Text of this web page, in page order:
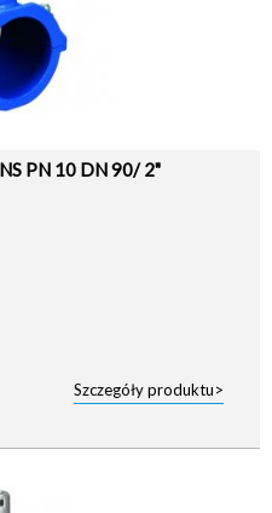
PN 10 DN 90/ 2"
Szczegóły produktu>